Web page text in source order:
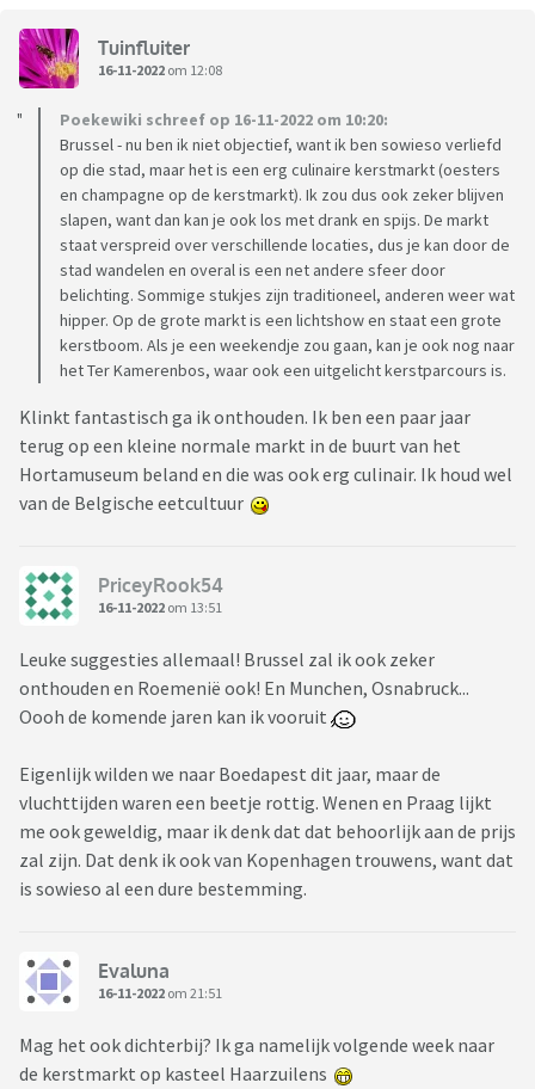
Welke kerstmarkt vond jij de mooiste/leukste?
(Wroclaw)
Tuinfluiter
16-11-2022 om 12:08
Poekewiki schreef op 16-11-2022 om 10:20:
Brussel - nu ben ik niet objectief, want ik ben sowieso verliefd
op die stad, maar het is een erg culinaire kerstmarkt (oesters
en champagne op de kerstmarkt). Ik zou dus ook zeker blijven
slapen, want dan kan je ook los met drank en spijs. De markt
staat verspreid over verschillende locaties, dus je kan door de
stad wandelen en overal is een net andere sfeer door
belichting. Sommige stukjes zijn traditioneel, anderen weer wat
hipper. Op de grote markt is een lichtshow en staat een grote
kerstboom. Als je een weekendje zou gaan, kan je ook nog naar
het Ter Kamerenbos, waar ook een uitgelicht kerstparcours is.
Klinkt fantastisch ga ik onthouden. Ik ben een paar jaar
terug op een kleine normale markt in de buurt van het
Hortamuseum beland en die was ook erg culinair. Ik houd wel
van de Belgische eetcultuur
PriceyRook54
16-11-2022 om 13:51
Leuke suggesties allemaal! Brussel zal ik ook zeker
onthouden en Roemenië ook! En Munchen, Osnabruck...
Oooh de komende jaren kan ik vooruit
Eigenlijk wilden we naar Boedapest dit jaar, maar de
vluchttijden waren een beetje rottig. Wenen en Praag lijkt
me ook geweldig, maar ik denk dat dat behoorlijk aan de prijs
zal zijn. Dat denk ik ook van Kopenhagen trouwens, want dat
is sowieso al een dure bestemming.
Evaluna
16-11-2022 om 21:51
Mag het ook dichterbij? Ik ga namelijk volgende week naar
de kerstmarkt op kasteel Haarzuilens